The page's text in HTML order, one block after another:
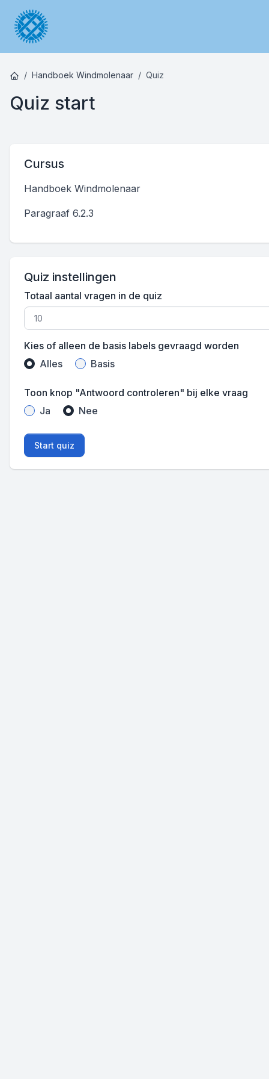
Handboek Windmolenaar Quiz
Quiz start
Cursus
Handboek Windmolenaar
Paragraaf 6.2.3
Quiz instellingen
Totaal aantal vragen in de quiz
Kies of alleen de basis labels gevraagd worden
Alles
Basis
Toon knop "Antwoord controleren" bij elke vraag
Ja
Nee
Start quiz